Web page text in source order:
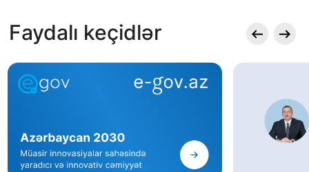
Faydalı keçidlər